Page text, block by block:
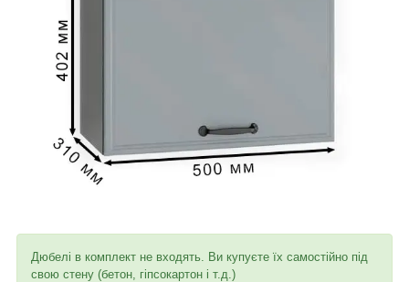
Дюбелі в комплект не входять. Ви купуєте їх самостійно під
свою стену (бетон, гіпсокартон і т.д.)